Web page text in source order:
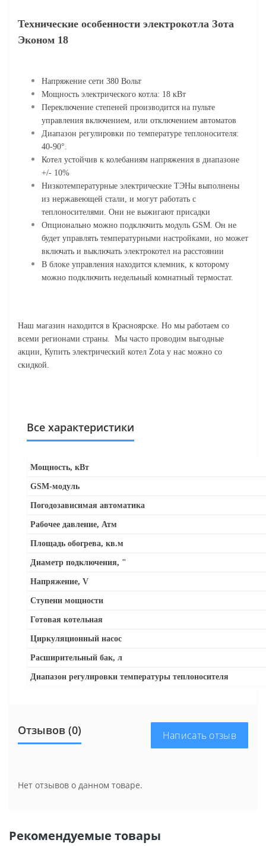
Технические особенности электрокотла Зота
Эконом 18
Напряжение сети 380 Вольт
Мощность электрического котла: 18 кВт
Переключение степеней производится на пульте
управления включением, или отключением автоматов
Диапазон регулировки по температуре теплоносителя:
40-90°.
Котел устойчив к колебаниям напряжения в диапазоне
+/- 10%
Низкотемпературные электрические ТЭНы выполнены
из нержавеющей стали, и могут работать с
теплоносителями. Они не выжигают присадки
Опционально можно подключить модуль GSM. Он не
будет управлять температурными настройками, но может
включать и выключать электрокотел на расстоянии
В блоке управления находится клемник, к которому
можно подключить недельный комнатный термостат.
Наш магазин находится в Красноярске. Но мы работаем со
всеми регионами страны. Мы часто проводим выгодные
акции, Купить электрический котел Zota у нас можно со
скидкой.
Все характеристики
Мощность, кВт
GSM-модуль
Погодозависимая автоматика
Рабочее давление, Атм
Площадь обогрева, кв.м
Диаметр подключения, "
Напряжение, V
Ступени мощности
Готовая котельная
Циркуляционный насос
Расширительный бак, л
Диапазон регулировки температуры теплоносителя
Отзывов (0) Написать отзыв
Нет отзывов о данном товаре.
Рекомендуемые товары